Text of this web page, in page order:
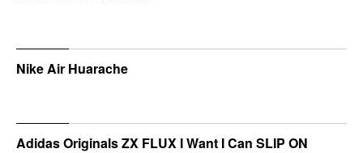
Nike Air Huarache
Adidas Originals ZX FLUX I Want I Can SLIP ON